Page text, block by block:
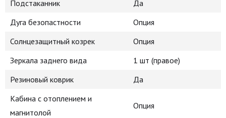
Подстаканник
Да
Дуга безопастности
Опция
Солнцезащитный козрек
Опция
Зеркала заднего вида
1 шт (правое)
Резиновый коврик
Да
Кабина с отоплением и
магнитолой
Опция